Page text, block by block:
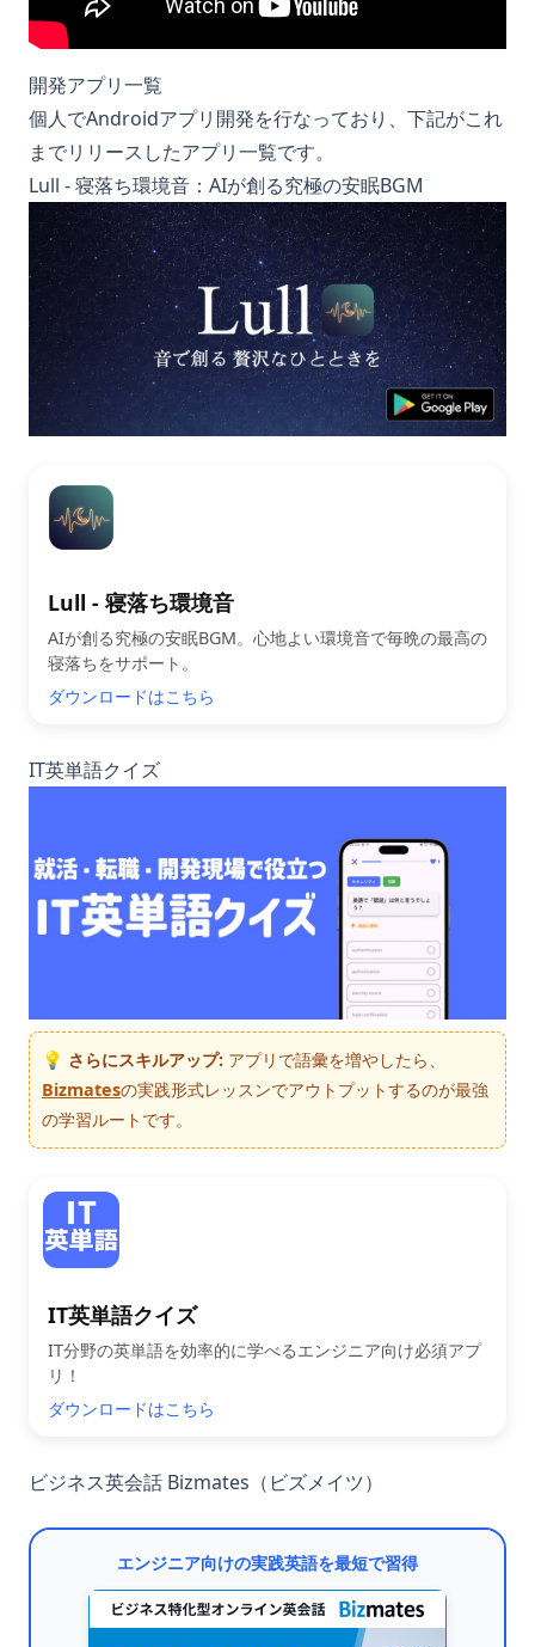
開発アプリ一覧
個人でAndroidアプリ開発を行なっており、下記がこれ
までリリースしたアプリ一覧です。
Lull - 寝落ち環境音：AIが創る究極の安眠BGM
Lull - 寝落ち環境音
AIが創る究極の安眠BGM。心地よい環境音で毎晩の最高の
寝落ちをサポート。
ダウンロードはこちら
IT英単語クイズ
💡 さらにスキルアップ: アプリで語彙を増やしたら、
Bizmatesの実践形式レッスンでアウトプットするのが最強
の学習ルートです。
IT英単語クイズ
IT分野の英単語を効率的に学べるエンジニア向け必須アプ
リ！
ダウンロードはこちら
ビジネス英会話 Bizmates（ビズメイツ）
エンジニア向けの実践英語を最短で習得